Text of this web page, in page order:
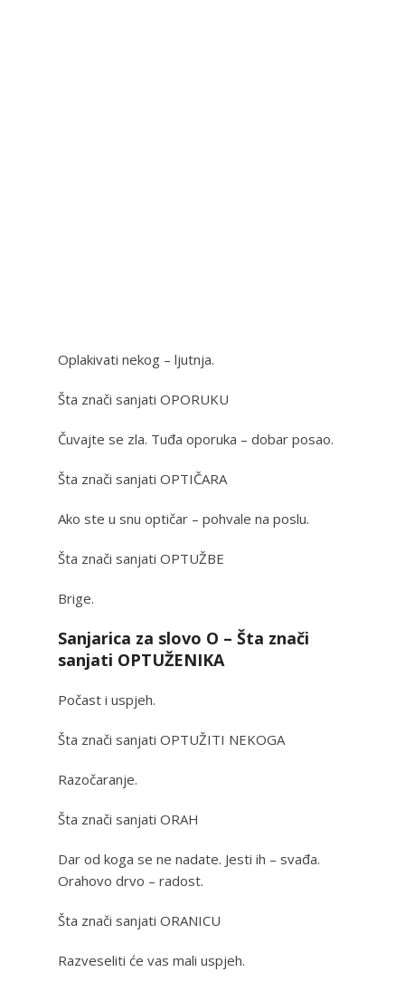
Oplakivati nekog – ljutnja.
Šta znači sanjati OPORUKU
Čuvajte se zla. Tuđa oporuka – dobar posao.
Šta znači sanjati OPTIČARA
Ako ste u snu optičar – pohvale na poslu.
Šta znači sanjati OPTUŽBE
Brige.
Sanjarica za slovo O – Šta znači
sanjati OPTUŽENIKA
Počast i uspjeh.
Šta znači sanjati OPTUŽITI NEKOGA
Razočaranje.
Šta znači sanjati ORAH
Dar od koga se ne nadate. Jesti ih – svađa.
Orahovo drvo – radost.
Šta znači sanjati ORANICU
Razveseliti će vas mali uspjeh.